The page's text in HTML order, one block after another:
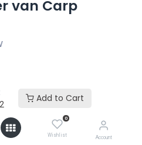
Add to Cart
0
Wishlist Account
van Carp